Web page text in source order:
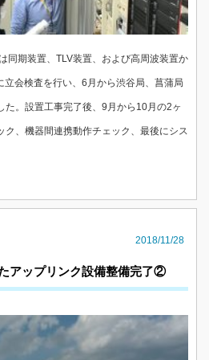
同期装置、TLV装置、および高周波装置か
会検査を行い、6月から渋谷局、菖蒲局
た。設置工事完了後、9月から10月の2ヶ
ク、機器間連携動作チェック、最後にシス
2018/11/28
アップリンク設備整備完了②